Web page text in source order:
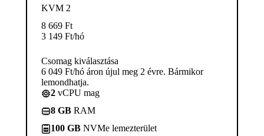
KVM 2
8 669 Ft
3 149 Ft/hó
Csomag kiválasztása
6 049 Ft/hó áron újul meg 2 évre. Bármikor
lemondhatja.
2 vCPU mag
8 GB RAM
100 GB NVMe lemezterület